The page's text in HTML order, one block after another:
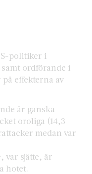
S-politiker i
ordförande i
effekterna av
är ganska
oroliga (14,3
medan var
var sjätte, är
hotet.